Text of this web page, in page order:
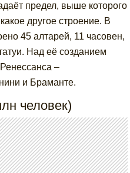
предел, выше которого
другое строение. В
45 алтарей, 11 часовен,
Над её созданием
–
и Браманте.
человек)